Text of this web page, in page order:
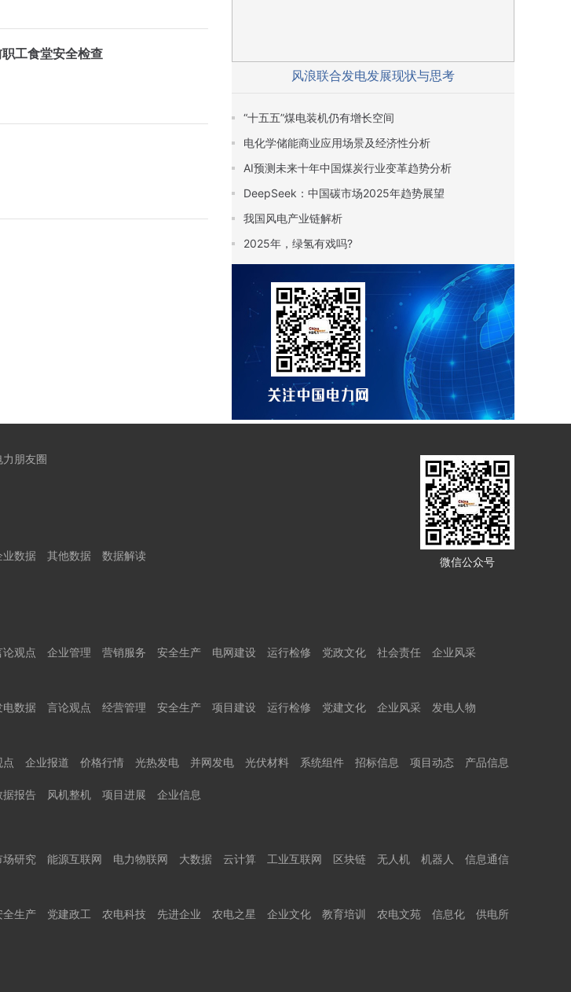
工食堂安全检查
风浪联合发电发展现状与思考
“十五五”煤电装机仍有增长空间
电化学储能商业应用场景及经济性分析
AI预测未来十年中国煤炭行业变革趋势分析
DeepSeek：中国碳市场2025年趋势展望
我国风电产业链解析
2025年，绿氢有戏吗?
微信公众号
力朋友圈
业数据 其他数据 数据解读
论观点 企业管理 营销服务 安全生产 电网建设 运行检修 党政文化 社会责任
企业风采
电数据 言论观点 经营管理 安全生产 项目建设 运行检修 党建文化 企业风采
发电人物
点 企业报道 价格行情 光热发电 并网发电 光伏材料 系统组件 招标信息 项目动态 产品信息
据报告 风机整机 项目进展 企业信息
场研究 能源互联网 电力物联网 大数据 云计算 工业互联网 区块链 无人机 机器人
信息通信
全生产 党建政工 农电科技 先进企业 农电之星 企业文化 教育培训 农电文苑 信息化
供电所